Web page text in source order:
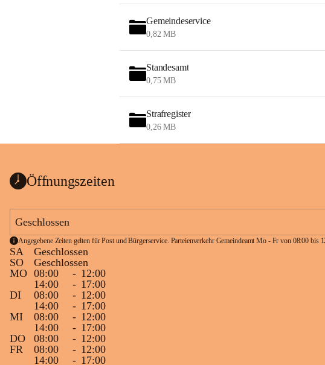
Gemeindeservice
0,82 MB
Standesamt
0,75 MB
Strafregister
0,26 MB
Öffnungszeiten
Geschlossen
Angegebene Zeiten gelten für Post und Bürgerservice. Parteienverkehr Gemeindeamt Mo - Fr von 08:00 bis
SA
Geschlossen
SO
Geschlossen
MO 08:00 - 12:00
14:00
- 17:00
DI
08:00 - 12:00
14:00
- 17:00
MI
08:00 - 12:00
14:00
- 17:00
DO
08:00 - 12:00
FR
08:00 - 12:00
14:00
- 17:00